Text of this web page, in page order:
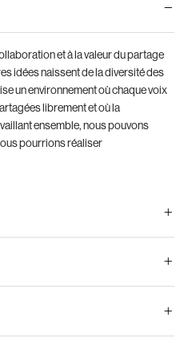
et à la valeur du partage
idées naissent de la diversité des
un environnement où chaque voix
librement et où la
ensemble, nous pouvons
pourrions réaliser